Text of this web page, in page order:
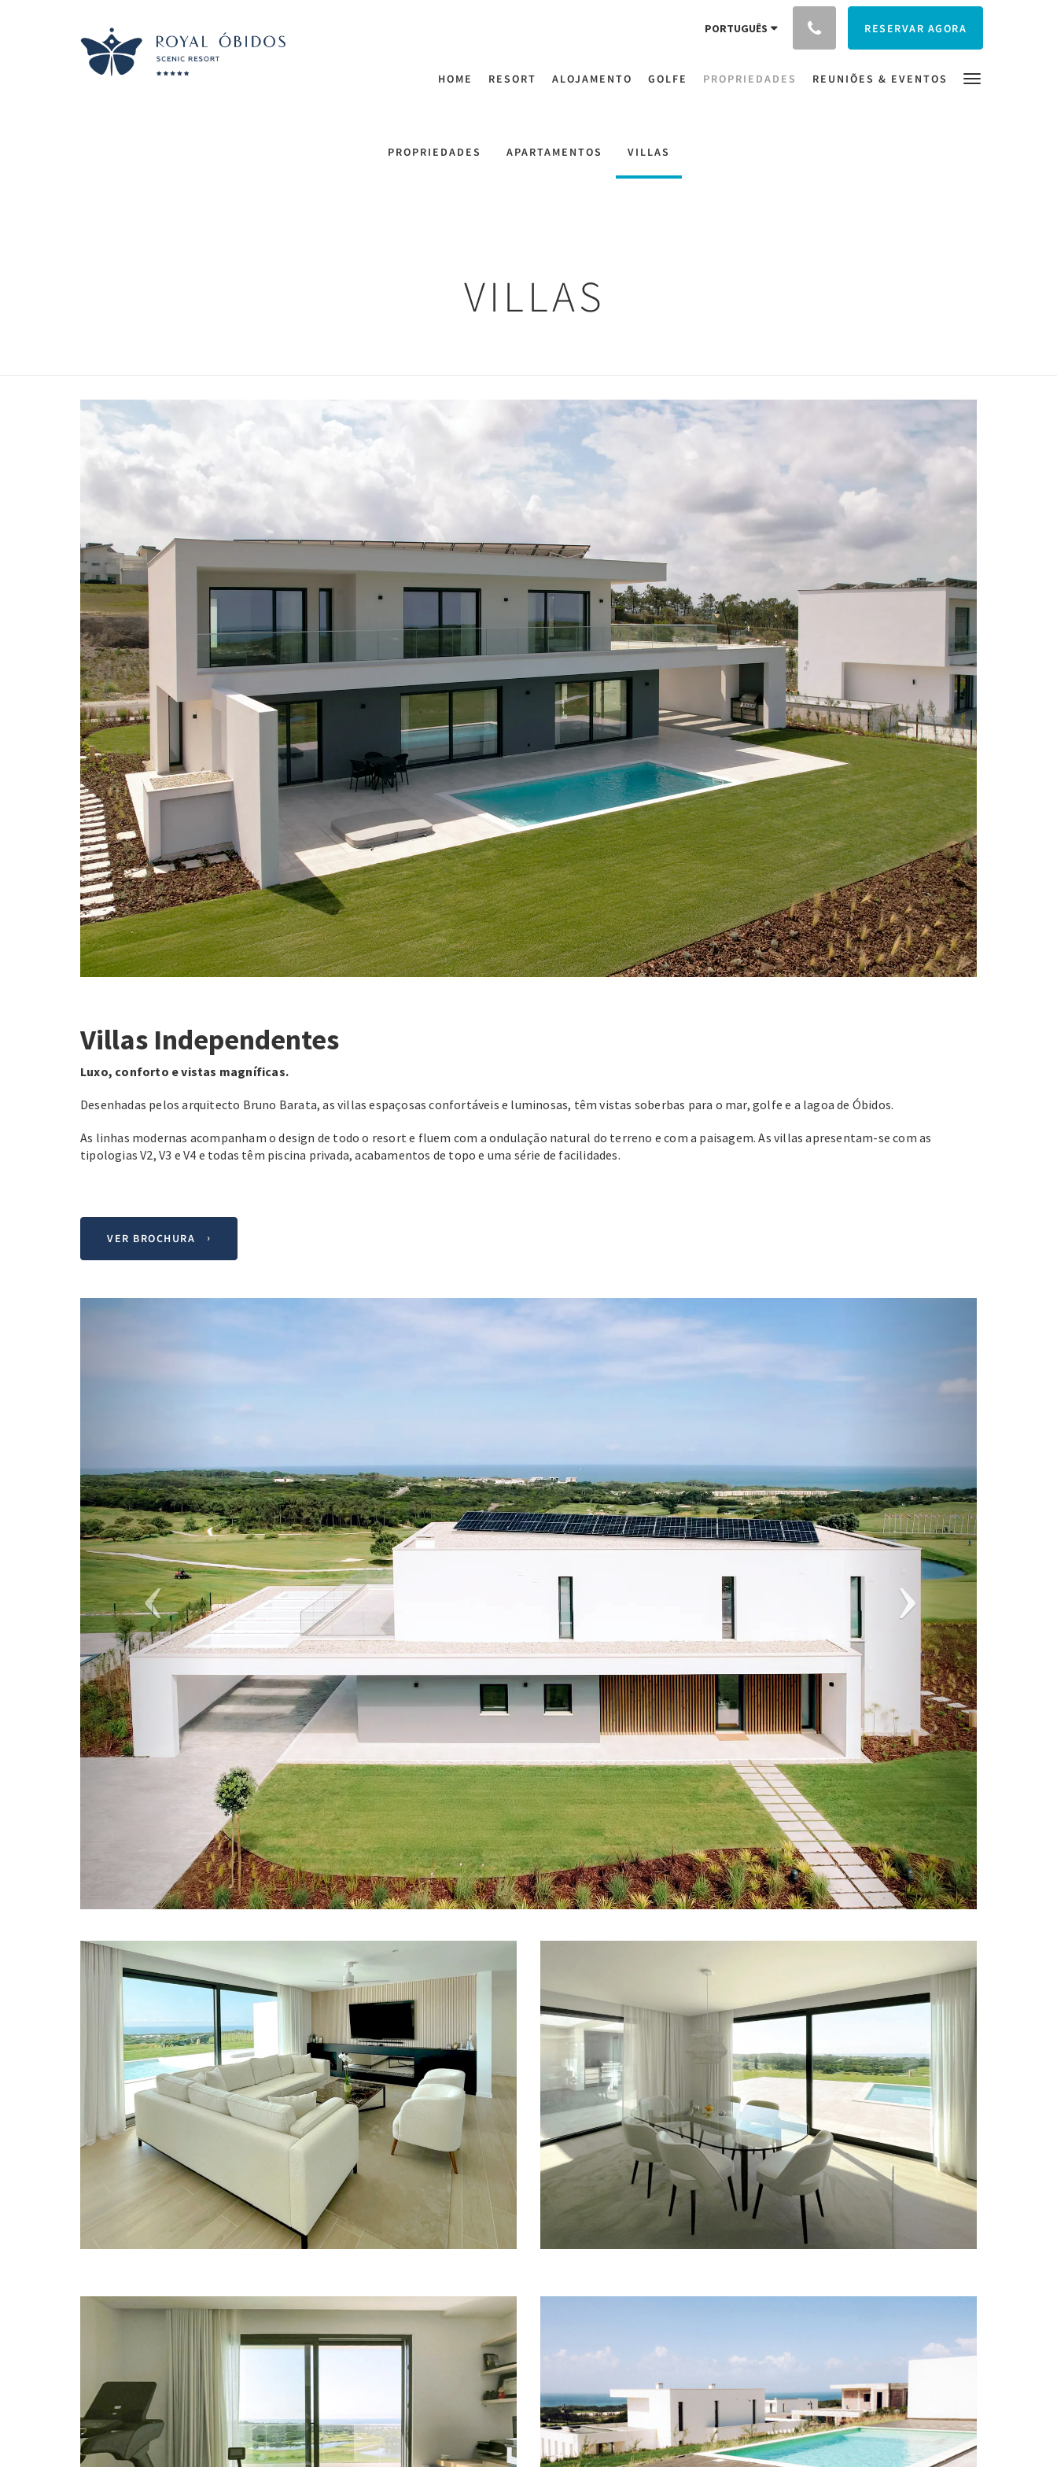
PORTUGUÊS RESERVAR AGORA
HOME RESORT ALOJAMENTO GOLFE PROPRIEDADES REUNIÕES & EVENTOS
PROPRIEDADES APARTAMENTOS VILLAS
VILLAS
Villas Independentes
Luxo, conforto e vistas magníficas.
Desenhadas pelos arquitecto Bruno Barata, as villas espaçosas confortáveis e luminosas, têm vistas soberbas para o mar, golfe e a lagoa de Óbidos.
As linhas modernas acompanham o design de todo o resort e fluem com a ondulação natural do terreno e com a paisagem. As villas apresentam-se com as
tipologias V2, V3 e V4 e todas têm piscina privada, acabamentos de topo e uma série de facilidades.
VER BROCHURA